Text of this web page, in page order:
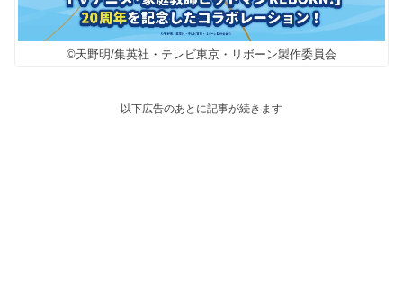
©天野明/集英社・テレビ東京・リボーン製作委員会
以下広告のあとに記事が続きます